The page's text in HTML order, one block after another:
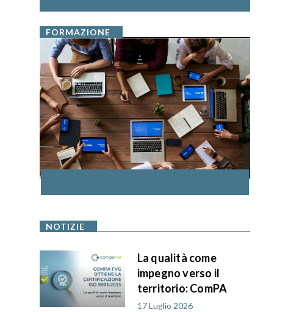
FORMAZIONE
NOTIZIE
La qualità come
impegno verso il
territorio: ComPA
FVG ottiene la
17 Luglio 2026